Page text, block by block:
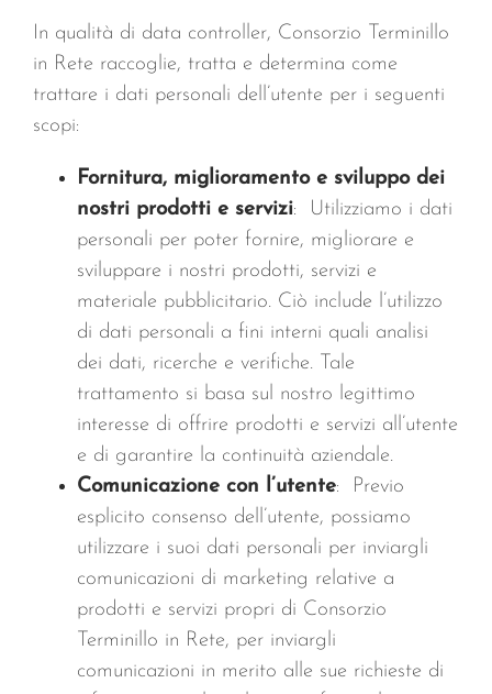
In qualità di data controller, Consorzio Terminillo
in Rete raccoglie, tratta e determina come
trattare i dati personali dell’utente per i seguenti
scopi:
Fornitura, miglioramento e sviluppo dei
nostri prodotti e servizi: Utilizziamo i dati
personali per poter fornire, migliorare e
sviluppare i nostri prodotti, servizi e
materiale pubblicitario. Ciò include l’utilizzo
di dati personali a fini interni quali analisi
dei dati, ricerche e verifiche. Tale
trattamento si basa sul nostro legittimo
interesse di offrire prodotti e servizi all’utente
e di garantire la continuità aziendale.
Comunicazione con l’utente: Previo
esplicito consenso dell’utente, possiamo
utilizzare i suoi dati personali per inviargli
comunicazioni di marketing relative a
prodotti e servizi propri di Consorzio
Terminillo in Rete, per inviargli
comunicazioni in merito alle sue richieste di